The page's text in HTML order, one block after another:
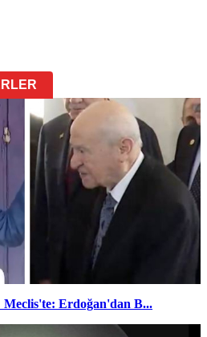
Erdoğan'dan B...